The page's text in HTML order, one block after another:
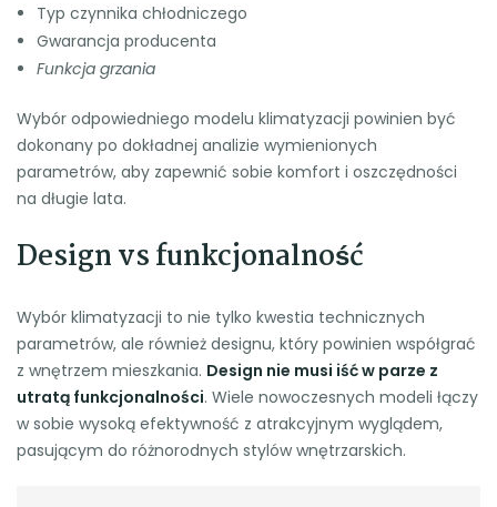
Typ czynnika chłodniczego
Gwarancja producenta
Funkcja grzania
Wybór odpowiedniego modelu klimatyzacji powinien być
dokonany po dokładnej analizie wymienionych
parametrów, aby zapewnić sobie komfort i oszczędności
na długie lata.
Design vs funkcjonalność
Wybór klimatyzacji to nie tylko kwestia technicznych
parametrów, ale również designu, który powinien współgrać
z wnętrzem mieszkania. Design nie musi iść w parze z
utratą funkcjonalności. Wiele nowoczesnych modeli łączy
w sobie wysoką efektywność z atrakcyjnym wyglądem,
pasującym do różnorodnych stylów wnętrzarskich.